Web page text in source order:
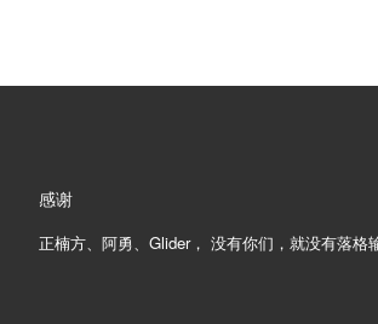
感谢
正楠方、阿勇、Glider， 没有你们，就没有落格